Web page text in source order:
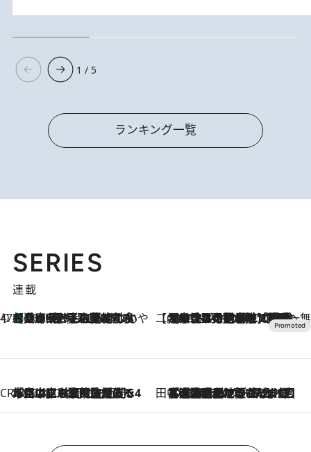
1 / 5
ランキング一覧
SERIES
連載
47都道府県の手みやげ ひんやりスイーツで夏を満喫
2026.8.8
【兵庫県】この夏絶対食べたい 冷やしておいしいおやつ3選 淡路島の恵みをジェラートに集約 【CREA×星野リゾート】唯一無二。癒しと発見が待つ場所へ
2026.8.7
【トンボの足水浴】ヒノキの香りに包まれて涼感マックス！約13℃の湧水かけ流しを避暑地「星野温泉 トンボの湯」で体験
CREA'S CHOICE
2026.8.7
「立川にも歌舞伎があるんだよ」 片岡仁左衛門・市川中車ら豪華座組みで4年目の立川立飛歌舞伎へ 田中稲の勝手に再ブーム
2026.8.7
「湘南乃風に憧れて」観客大盛上がりの“タオル回し”に、ラッパー顔負けの高速歌唱まで…さだまさし（74）のアグレッシブすぎる現在地